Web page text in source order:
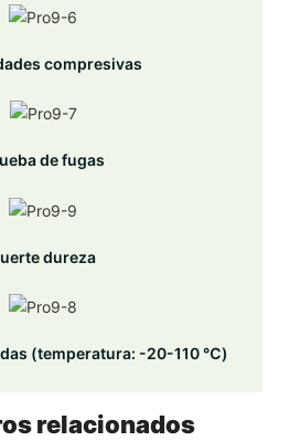
compresivas
de fugas
dureza
(temperatura: -20-110 ℃)
relacionados